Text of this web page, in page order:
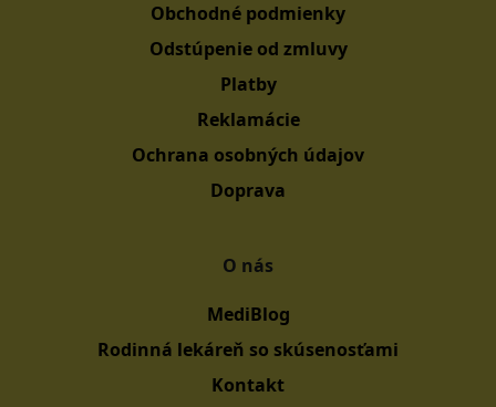
Obchodné podmienky
Odstúpenie od zmluvy
Platby
Reklamácie
Ochrana osobných údajov
Doprava
O nás
MediBlog
Rodinná lekáreň so skúsenosťami
Kontakt